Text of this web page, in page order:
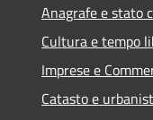
Anagrafe e stato
Cultura e tempo
Imprese e
Catasto e